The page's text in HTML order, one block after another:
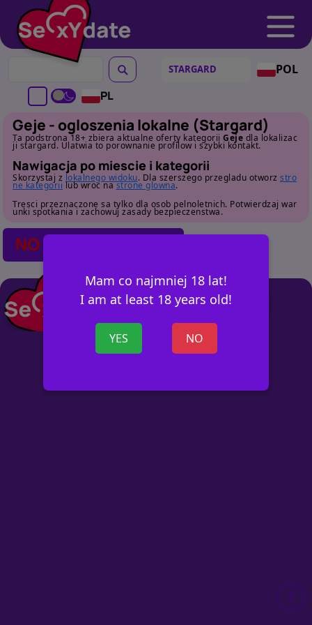
POL
PL
Mam co najmniej 18 lat!
I am at least 18 years old!
YES NO
Geje - ogloszenia lokalne (Stargard)
Ta podstrona 18+ zbiera aktualne oferty kategorii Geje dla lokalizac
ji stargard. Ulatwia to porownanie profilow i szybki kontakt.
Nawigacja po miescie i kategorii
Skorzystaj z lokalnego widoku. Dla szerszego przegladu otworz stro
ne kategorii lub wroc nastrone glowna.
Tresci przeznaczone sa tylko dla osob pelnoletnich. Potwierdzaj war
unki spotkania i zachowuj zasady bezpieczenstwa.
NO POSTS FOUND
+ OGŁOSZ